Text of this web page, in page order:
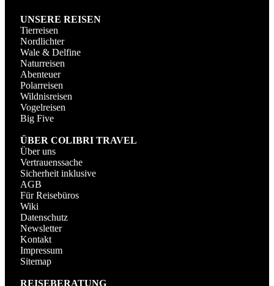
UNSERE REISEN
Tierreisen
Nordlichter
Wale & Delfine
Naturreisen
Abenteuer
Polarreisen
Wildnisreisen
Vogelreisen
Big Five
ÜBER COLIBRI TRAVEL
Über uns
Vertrauenssache
Sicherheit inklusive
AGB
Für Reisebüros
Wiki
Datenschutz
Newsletter
Kontakt
Impressum
Sitemap
REISEBERATUNG